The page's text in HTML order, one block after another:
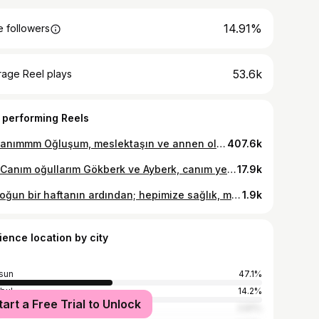
followers 14.91%
Reel plays 53.6k
performing Reels
🧿 Canımmm Oğluşum, meslektaşın ve annen olarak seninle gurur duyuyorum... 🧿 ÇAPA TIP, bekle... yakışıklı ve başarılı bir hekim geliyor... #doktor #hekim #ÇAPA #ÇAPATIP #benitürkhekimlerineemanetediniz🇹🇷 407.6k
🇹🇷Canım oğullarım Gökberk ve Ayberk, canım yeğenim Arda'm başta olmak üzere; tüm çocuklarımızın, 23 Nisan Ulusal Egemenlik ve Çocuk Bayramı kutlu mutlu olsun 🇹🇷 #23nisan #çocukbayramı #ulusalegemenlikveçocukbayramı #çocukbayramı #bayram #kutluolsun #çocuk #egemenlik 🇹🇷17.9k
💚 Yoğun bir haftanın ardından; hepimize sağlık, mutluluk ve huzur dolu bir haftasonu diliyorum... Sevgilerimle...💚 #cerrah #genelcerrah #bayancerrah #kadıncerrah #kadıngenelcerrah #proktoloji #hemoroid #basur #fissür #analfissür #fistül #analfistül #pilonidalkist #kıldönmesi #LAZERTEDAVİSİ #hpv #kondilom #condiloma #samsun #karadeniz #medicana1.9k
location by city
47.1%
14.2%
a Free Trial to Unlock